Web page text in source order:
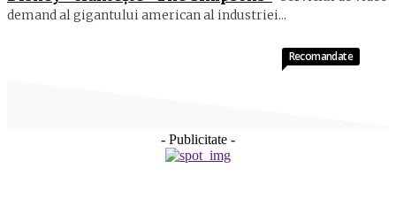
demand al gigantului american al industriei...
- Publicitate -
Recomandate